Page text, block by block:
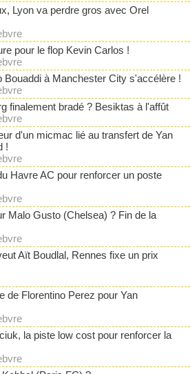
Lyon va perdre gros avec Orel
pour le flop Kevin Carlos !
Bouaddi à Manchester City s'accélère !
finalement bradé ? Besiktas à l'affût
d'un micmac lié au transfert de Yan
!
Havre AC pour renforcer un poste
Malo Gusto (Chelsea) ? Fin de la
Aït Boudlal, Rennes fixe un prix
de Florentino Perez pour Yan
la piste low cost pour renforcer la